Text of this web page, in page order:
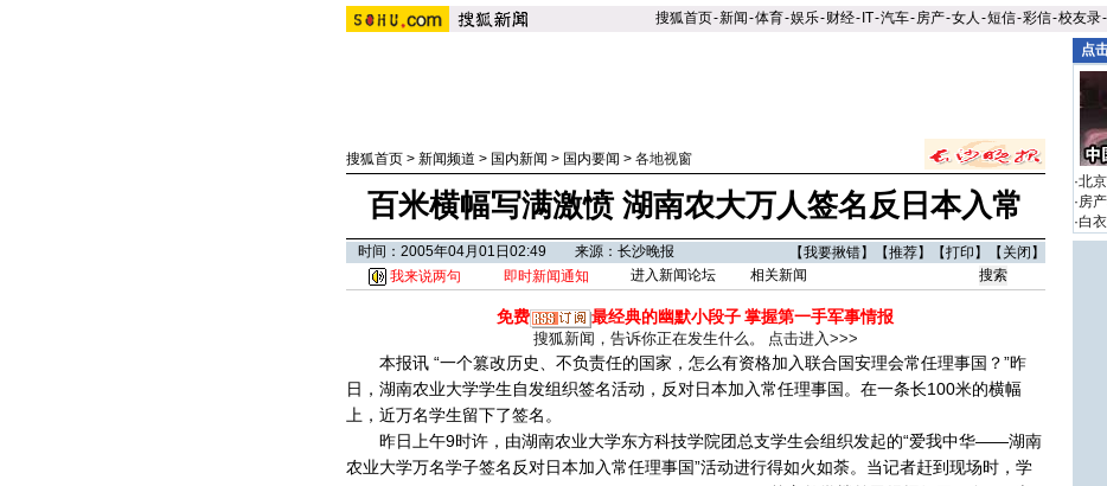
搜狐首页-新闻-体育-娱乐-财经- IT-汽车-房产-女人 -短信-彩信-校友录-
搜狐首页> 新闻频道 > 国内新闻 > 国内要闻 > 各地视窗
百米横幅写满激愤 湖南农大万人签名反日本入常
时间：2005年04月01日02:49 来源：长沙晚报 【我要揪错】【推荐】【打印 】【 关闭 】
我来说两句
即时新闻通知 进入新闻论坛 相关新闻
免费 最经典的幽默小段子掌握第一手军事情报
搜狐新闻，告诉你正在发生什么。 点击进入>>>
本报讯 “一个篡改历史、不负责任的国家，怎么有资格加入联合国安理会常任理事国？”昨
日，湖南农业大学学生自发组织签名活动，反对日本加入常任理事国。在一条长100米的横幅
上，近万名学生留下了签名。
昨日上午9时许，由湖南农业大学东方科技学院团总支学生会组织发起的“爱我中华——湖南
农业大学万名学子签名反对日本加入常任理事国”活动进行得如火如荼。 当记者赶到现场时，学
点
·北
·房
·白